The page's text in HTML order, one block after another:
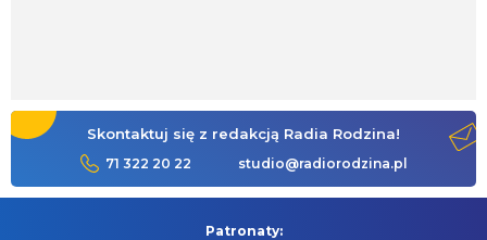
Skontaktuj się z redakcją Radia Rodzina!
71 322 20 22 studio@radiorodzina.pl
Patronaty: